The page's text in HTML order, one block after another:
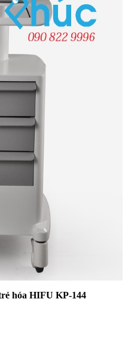
hóa HIFU KP-144